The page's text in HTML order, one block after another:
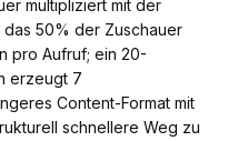
multipliziert mit der
das 50% der Zuschauer
pro Aufruf; ein 20-
erzeugt 7
Content-Format mit
schnellere Weg zu